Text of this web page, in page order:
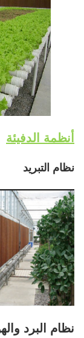
أنظمة الدفيئة
نظام التبريد
نظام البرد